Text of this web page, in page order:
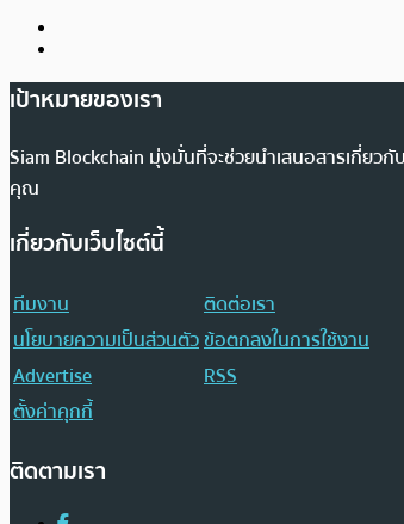
เป้าหมายของเรา
Siam Blockchain มุ่งมั่นที่จะช่วยนำเสนอสารเกี่ยว
คุณ
เกี่ยวกับเว็บไซต์นี้
ทีมงาน
ติดต่อเรา
นโยบายความเป็นส่วนตัวข้อตกลงในการใช้งาน
Advertise
RSS
ตั้งค่าคุกกี้
ติดตามเรา